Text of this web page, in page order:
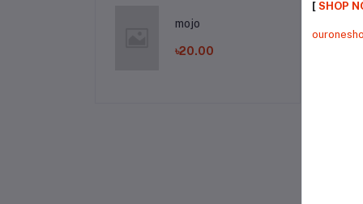
mojo
৳20.00
[ SHOP